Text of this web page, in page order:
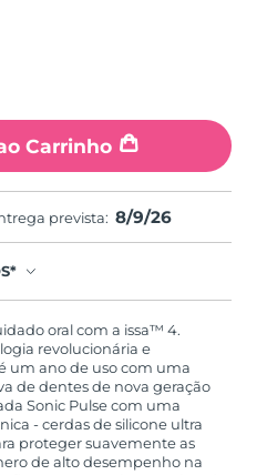
Carrinho
prevista: 8/9/26
qualquer problema até
FOREO substituirá seu
pelo Luna FOFO
é de 90 dias.
oral com a issa™ 4.
revolucionária e
um ano de uso com uma
de dentes de nova geração
Sonic Pulse com uma
- cerdas de silicone ultra
proteger suavemente as
de alto desempenho na